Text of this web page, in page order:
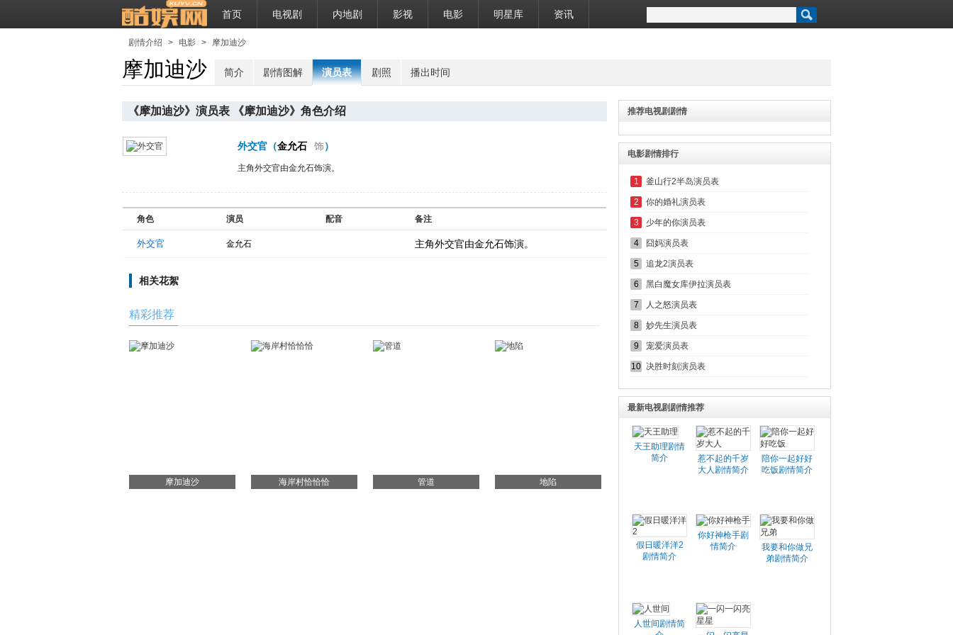
首页 电视剧 内地剧 影视 电影 明星库 资讯
剧情介绍 > 电影 > 摩加迪沙
摩加迪沙 简介 剧情图解 演员表 剧照 播出时间
《摩加迪沙》演员表 《摩加迪沙》角色介绍
外交官 （金允石 饰）
主角外交官由金允石饰演。
角色 演员 配音 备注
外交官 金允石 主角外交官由金允石饰演。
相关花絮
精彩推荐
摩加迪沙 海岸村恰恰恰 管道 地陷
推荐电视剧剧情
电影剧情排行
1 釜山行2半岛演员表
2 你的婚礼演员表
3 少年的你演员表
4 囧妈演员表
5 追龙2演员表
6 黑白魔女库伊拉演员表
7 人之怒演员表
8 妙先生演员表
9 宠爱演员表
10 决胜时刻演员表
最新电视剧剧情推荐
天王助理剧情
简介
惹不起的千岁
大人剧情简介
陪你一起好好
吃饭剧情简介
假日暖洋洋2
剧情简介
你好神枪手剧
情简介
我要和你做兄
弟剧情简介
人世间剧情简